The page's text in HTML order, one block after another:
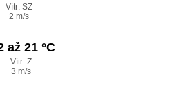
Vítr: SZ
2 m/s
až 21 °C
Vítr: Z
3 m/s